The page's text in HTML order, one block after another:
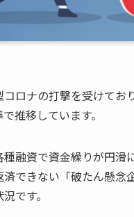
ロナの打撃を受けて
推移しています。
融資で資金繰りが円
できない「破たん懸
です。